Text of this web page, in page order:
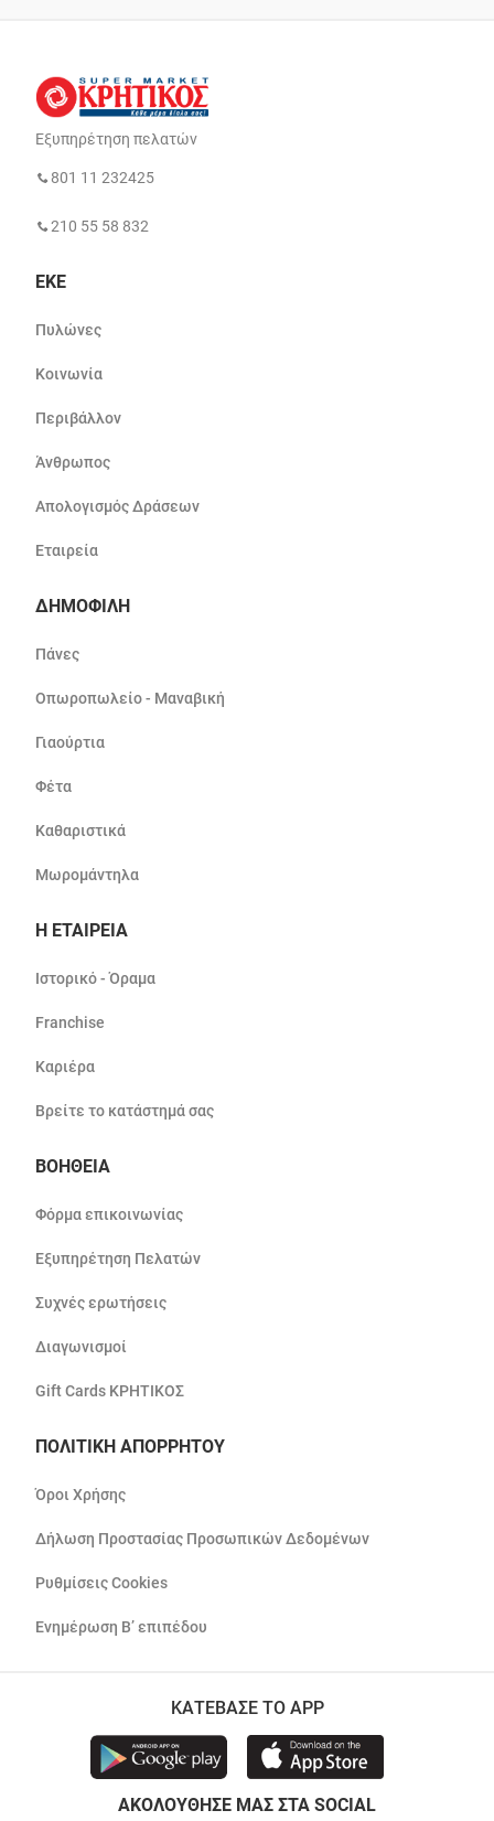
Εξυπηρέτηση πελατών
801 11 232425
210 55 58 832
ΕΚΕ
Πυλώνες
Κοινωνία
Περιβάλλον
Άνθρωπος
Απολογισμός Δράσεων
Εταιρεία
ΔΗΜΟΦΙΛΗ
Πάνες
Οπωροπωλείο - Μαναβική
Γιαούρτια
Φέτα
Καθαριστικά
Μωρομάντηλα
Η ΕΤΑΙΡΕΙΑ
Ιστορικό - Όραμα
Franchise
Καριέρα
Βρείτε το κατάστημά σας
ΒΟΗΘΕΙΑ
Φόρμα επικοινωνίας
Εξυπηρέτηση Πελατών
Συχνές ερωτήσεις
Διαγωνισμοί
Gift Cards ΚΡΗΤΙΚΟΣ
ΠΟΛΙΤΙΚΗ ΑΠΟΡΡΗΤΟΥ
Όροι Χρήσης
Δήλωση Προστασίας Προσωπικών Δεδομένων
Ρυθμίσεις Cookies
Ενημέρωση Β’ επιπέδου
ΚΑΤΕΒΑΣΕ ΤΟ APP
ΑΚΟΛΟΥΘΗΣΕ ΜΑΣ ΣΤΑ SOCIAL